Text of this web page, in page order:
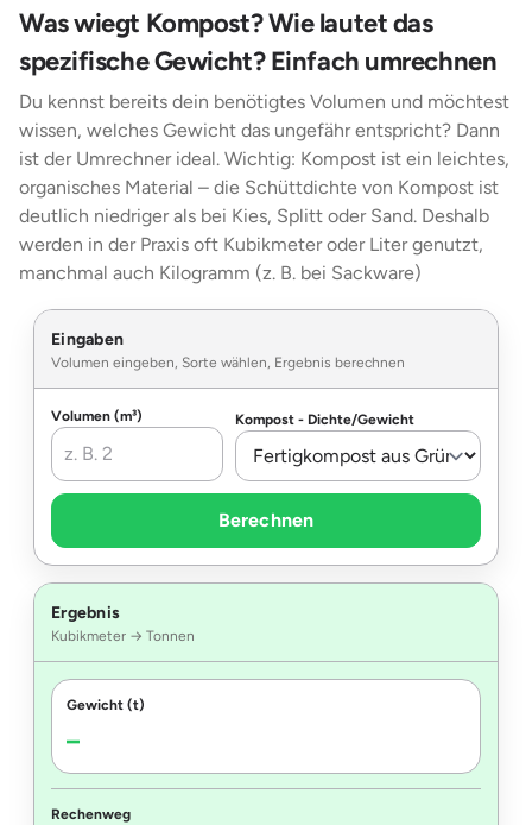
Was wiegt Kompost? Wie lautet das
spezifische Gewicht? Einfach umrechnen
Du kennst bereits dein benötigtes Volumen und möchtest
wissen, welches Gewicht das ungefähr entspricht? Dann
ist der Umrechner ideal. Wichtig: Kompost ist ein leichtes,
organisches Material – die Schüttdichte von Kompost ist
deutlich niedriger als bei Kies, Splitt oder Sand. Deshalb
werden in der Praxis oft Kubikmeter oder Liter genutzt,
manchmal auch Kilogramm (z. B. bei Sackware)
Eingaben
Volumen eingeben, Sorte wählen, Ergebnis berechnen
Volumen (m³) Kompost - Dichte/Gewicht
Berechnen
Ergebnis
Kubikmeter → Tonnen
Gewicht (t)
–
Rechenweg